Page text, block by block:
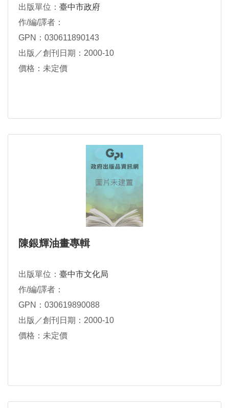
出版單位： 臺中市政府
作/編/譯者：
GPN：030611890143
出版／創刊日期：2000-10
價格：未定價
陳銀輝油畫專輯
出版單位： 臺中市文化局
作/編/譯者：
GPN：030619890088
出版／創刊日期：2000-10
價格：未定價